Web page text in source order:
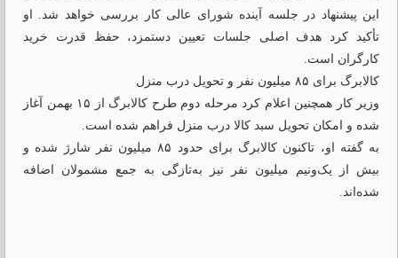
این پیشنهاد در جلسه آینده شورای عالی کار بررسی خواهد شد. او
تأکید کرد هدف اصلی جلسات تعیین دستمزد، حفظ قدرت خرید
کارگران است.
کالابرگ برای ۸۵ میلیون نفر و تحویل درب منزل
وزیر کار همچنین اعلام کرد مرحله دوم طرح کالابرگ از ۱۵ بهمن آغاز
شده و امکان تحویل سبد کالا درب منزل فراهم شده است.
به گفته او، تاکنون کالابرگ برای حدود ۸۵ میلیون نفر شارژ شده و
بیش از یک‌ونیم میلیون نفر نیز به‌تازگی به جمع مشمولان اضافه
شده‌اند.